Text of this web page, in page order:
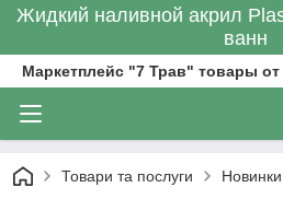
Жидкий наливной акрил
ванн
Маркетплейс "7 Трав" товары
Товари та послуги Новинки